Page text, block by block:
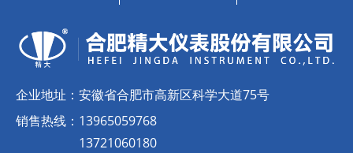
企业地址： 安徽省合肥市高新区科学大道75号
销售热线： 13965059768
13721060180